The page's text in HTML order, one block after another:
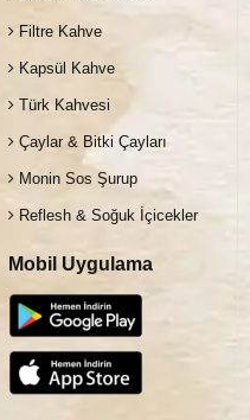
Filtre Kahve
Kapsül Kahve
Türk Kahvesi
Çaylar & Bitki Çayları
Monin Sos Şurup
Reflesh & Soğuk İçicekler
Mobil Uygulama